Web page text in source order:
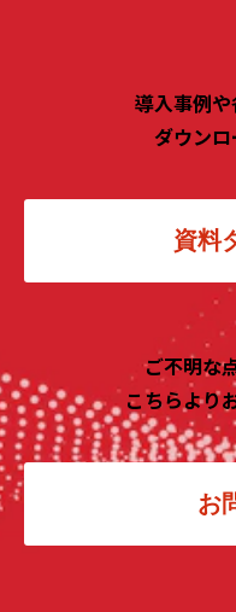
導入事例
ダウン
資料
ご不明な
こちらより
お